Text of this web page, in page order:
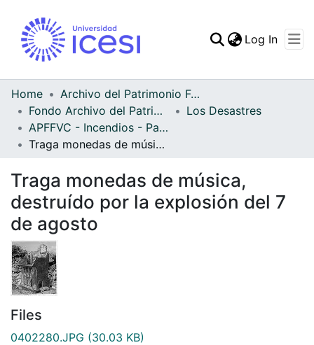
Statistics
Log In
Home
Archivo del Patrimonio Fotográfico y Fílmico del Valle del Cauca
Fondo Archivo del Patrimonio Fotográfico y Fílmico del Valle del Cauca
Los Desastres
APFFVC - Incendios - Patrimonial
Traga monedas de música, destruído por la explosión del 7 de agosto
Traga monedas de música,
destruído por la explosión del 7
de agosto
Files
0402280.JPG (30.03 KB)